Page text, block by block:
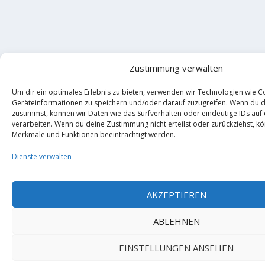
Zustimmung verwalten
Um dir ein optimales Erlebnis zu bieten, verwenden wir Technologien wie
Geräteinformationen zu speichern und/oder darauf zuzugreifen. Wenn du
zustimmst, können wir Daten wie das Surfverhalten oder eindeutige IDs
verarbeiten. Wenn du deine Zustimmung nicht erteilst oder zurückziehst,
Merkmale und Funktionen beeinträchtigt werden.
Dienste verwalten
AKZEPTIEREN
ABLEHNEN
EINSTELLUNGEN ANSEHEN